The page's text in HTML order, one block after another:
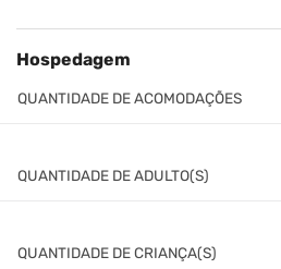
Hospedagem
QUANTIDADE DE ACOMODAÇÕES
QUANTIDADE DE ADULTO(S)
QUANTIDADE DE CRIANÇA(S)